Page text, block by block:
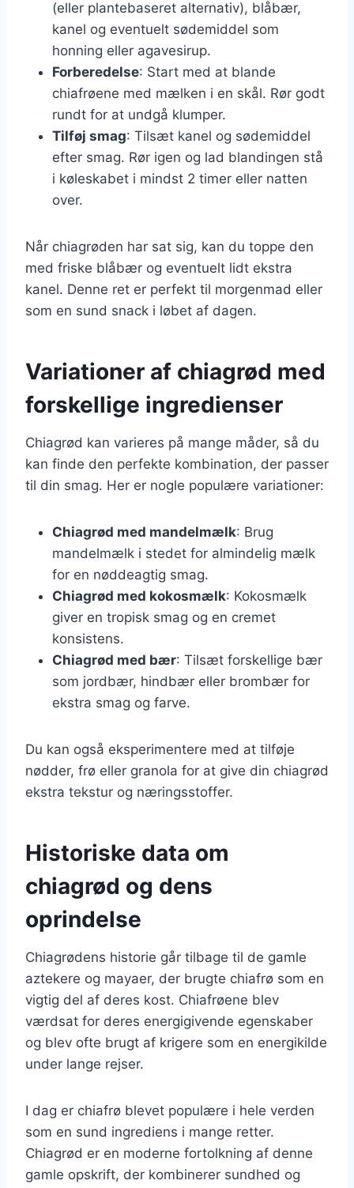
(eller plantebaseret alternativ), blåbær,
kanel og eventuelt sødemiddel som
honning eller agavesirup.
Forberedelse: Start med at blande
chiafrøene med mælken i en skål. Rør godt
rundt for at undgå klumper.
Tilføj smag: Tilsæt kanel og sødemiddel
efter smag. Rør igen og lad blandingen stå
i køleskabet i mindst 2 timer eller natten
over.
Når chiagrøden har sat sig, kan du toppe den
med friske blåbær og eventuelt lidt ekstra
kanel. Denne ret er perfekt til morgenmad eller
som en sund snack i løbet af dagen.
Variationer af chiagrød med
forskellige ingredienser
Chiagrød kan varieres på mange måder, så du
kan finde den perfekte kombination, der passer
til din smag. Her er nogle populære variationer:
Chiagrød med mandelmælk: Brug
mandelmælk i stedet for almindelig mælk
for en nøddeagtig smag.
Chiagrød med kokosmælk: Kokosmælk
giver en tropisk smag og en cremet
konsistens.
Chiagrød med bær: Tilsæt forskellige bær
som jordbær, hindbær eller brombær for
ekstra smag og farve.
Du kan også eksperimentere med at tilføje
nødder, frø eller granola for at give din chiagrød
ekstra tekstur og næringsstoffer.
Historiske data om
chiagrød og dens
oprindelse
Chiagrødens historie går tilbage til de gamle
aztekere og mayaer, der brugte chiafrø som en
vigtig del af deres kost. Chiafrøene blev
værdsat for deres energigivende egenskaber
og blev ofte brugt af krigere som en energikilde
under lange rejser.
I dag er chiafrø blevet populære i hele verden
som en sund ingrediens i mange retter.
Chiagrød er en moderne fortolkning af denne
gamle opskrift, der kombinerer sundhed og